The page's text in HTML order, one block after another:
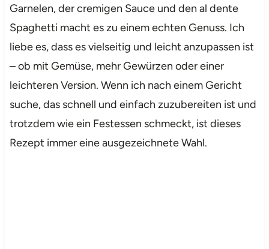
Garnelen, der cremigen Sauce und den al dente
Spaghetti macht es zu einem echten Genuss. Ich
liebe es, dass es vielseitig und leicht anzupassen ist
– ob mit Gemüse, mehr Gewürzen oder einer
leichteren Version. Wenn ich nach einem Gericht
suche, das schnell und einfach zuzubereiten ist und
trotzdem wie ein Festessen schmeckt, ist dieses
Rezept immer eine ausgezeichnete Wahl.